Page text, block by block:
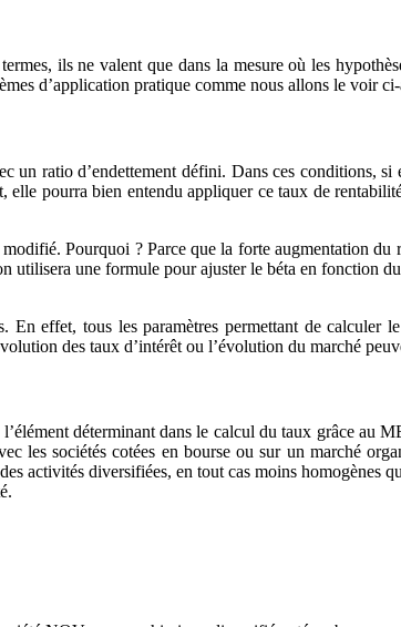
ils ne valent que dans la mesure où les
d’application pratique comme nous allons le voir ci-
ratio d’endettement défini. Dans ces conditions, si
pourra bien entendu appliquer ce taux de
Pourquoi ? Parce que la forte augmentation du
utilisera une formule pour ajuster le béta en fonction
effet, tous les paramètres permettant de calculer
des taux d’intérêt ou l’évolution du marché
déterminant dans le calcul du taux grâce au
les sociétés cotées en bourse ou sur un marché
activités diversifiées, en tout cas moins homogènes